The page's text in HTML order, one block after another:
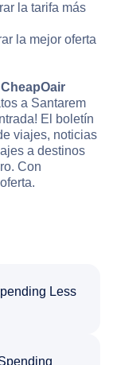
la tarifa más
la mejor oferta
a Santarem
El boletín
viajes, noticias
a destinos
Con
Less